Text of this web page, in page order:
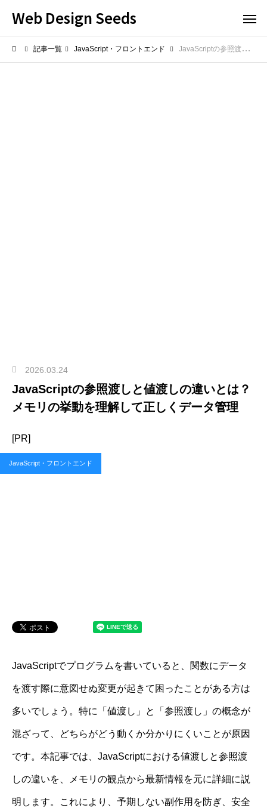
Web Design Seeds
記事一覧 JavaScript・フロントエンド JavaScriptの参照渡しと値渡しの違いとは？メモリの挙動を理解して正しくデータ管理
2026.03.24
JavaScriptの参照渡しと値渡しの違いとは？
メモリの挙動を理解して正しくデータ管理
[PR]
JavaScript・フロントエンド
JavaScriptでプログラムを書いていると、関数にデータ
を渡す際に意図せぬ変更が起きて困ったことがある方は
多いでしょう。特に「値渡し」と「参照渡し」の概念が
混ざって、どちらがどう動くか分かりにくいことが原因
です。本記事では、JavaScriptにおける値渡しと参照渡
しの違いを、メモリの観点から最新情報を元に詳細に説
明します。これにより、予期しない副作用を防ぎ、安全